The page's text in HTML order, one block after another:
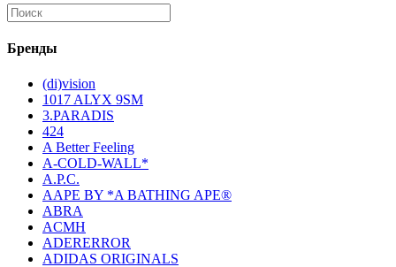
Бренды
(di)vision
1017 ALYX 9SM
3.PARADIS
424
A Better Feeling
A-COLD-WALL*
A.P.C.
AAPE BY *A BATHING APE®
ABRA
ACMH
ADERERROR
ADIDAS ORIGINALS